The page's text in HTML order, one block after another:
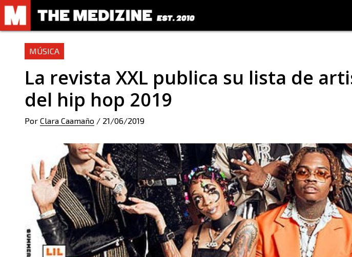
MÚSICA
La revista XXL publica su lista de
del hip hop 2019
Por Clara Caamaño / 21/06/2019